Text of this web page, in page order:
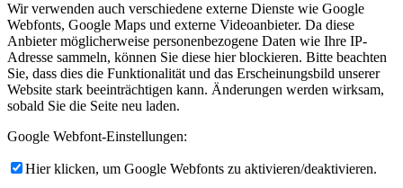
Wir verwenden auch verschiedene externe Dienste wie Google
Webfonts, Google Maps und externe Videoanbieter. Da diese
Anbieter möglicherweise personenbezogene Daten wie Ihre IP-
Adresse sammeln, können Sie diese hier blockieren. Bitte beachten
Sie, dass dies die Funktionalität und das Erscheinungsbild unserer
Website stark beeinträchtigen kann. Änderungen werden wirksam,
sobald Sie die Seite neu laden.
Google Webfont-Einstellungen:
Hier klicken, um Google Webfonts zu aktivieren/deaktivieren.